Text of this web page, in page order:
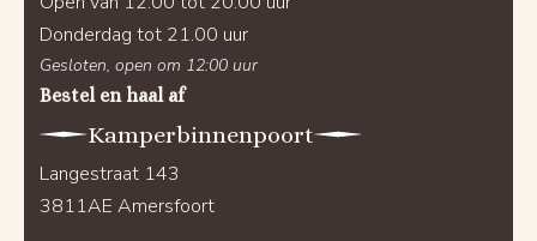
Donderdag tot 21.00 uur
Gesloten, open om 12:00 uur
Bestel en haal af
Kamperbinnenpoort
Langestraat 143
3811AE Amersfoort